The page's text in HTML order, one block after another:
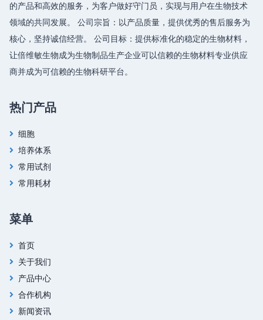
的产品和高效的服务，为客户做好守门员，实现与用户在生物技术
领域的共同发展。 公司宗旨：以产品质量，提供优秀的售后服务为
核心，坚持诚信经营。 公司目标：提供标准化的稳定的生物材料，
让倍维敏生物成为生物制品生产企业可以信赖的生物材料专业供应
商并成为可信赖的生物科研平台。
热门产品
细胞
培养体系
常用试剂
常用耗材
菜单
首页
关于我们
产品中心
合作机构
新闻资讯